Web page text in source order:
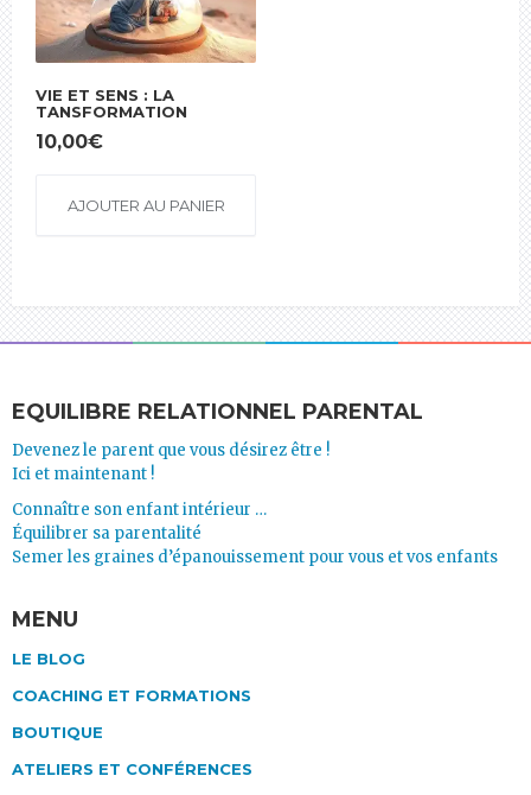
VIE ET SENS : LA
TANSFORMATION
10,00€
AJOUTER AU PANIER
EQUILIBRE RELATIONNEL PARENTAL
Devenez le parent que vous désirez être !
Ici et maintenant !
Connaître son enfant intérieur …
Équilibrer sa parentalité
Semer les graines d’épanouissement pour vous et vos enfants
MENU
LE BLOG
COACHING ET FORMATIONS
BOUTIQUE
ATELIERS ET CONFÉRENCES